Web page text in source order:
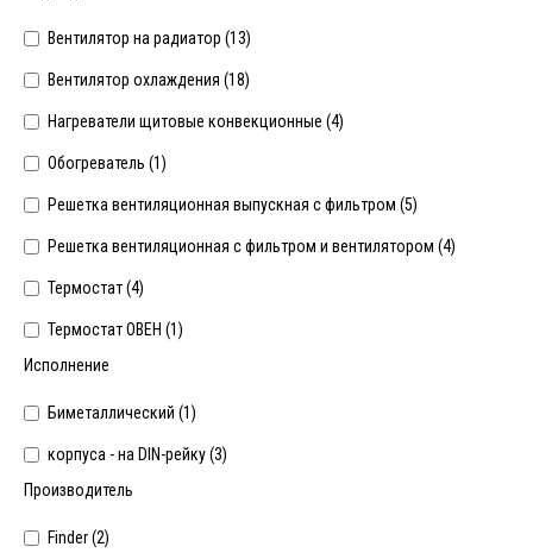
Вентилятор на радиатор (13)
Вентилятор охлаждения (18)
Нагреватели щитовые конвекционные (4)
Обогреватель (1)
Решетка вентиляционная выпускная с фильтром (5)
Решетка вентиляционная с фильтром и вентилятором (4)
Термостат (4)
Термостат ОВЕН (1)
Исполнение
Биметаллический (1)
корпуса - на DIN-рейку (3)
Производитель
Finder (2)